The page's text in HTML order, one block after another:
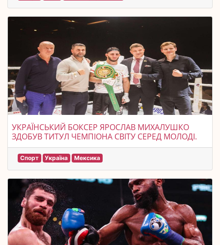
УКРАЇНСЬКИЙ БОКСЕР ЯРОСЛАВ МИХАЛУШКО
ЗДОБУВ ТИТУЛ ЧЕМПІОНА СВІТУ СЕРЕД МОЛОДІ.
Спорт Україна Мексика